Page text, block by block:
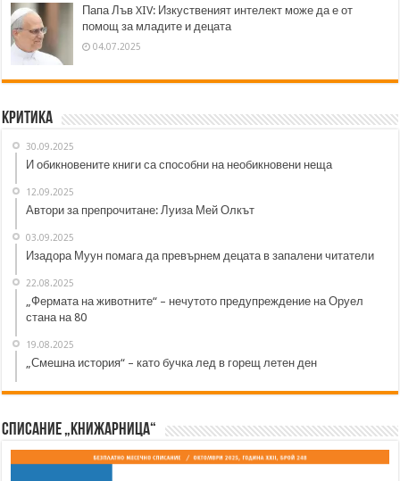
Папа Лъв XIV: Изкуственият интелект може да е от
помощ за младите и децата
04.07.2025
Критика
30.09.2025
И обикновените книги са способни на необикновени неща
12.09.2025
Автори за препрочитане: Луиза Мей Олкът
03.09.2025
Изадора Муун помага да превърнем децата в запалени читатели
22.08.2025
„Фермата на животните“ – нечутото предупреждение на Оруел
стана на 80
19.08.2025
„Смешна история“ – като бучка лед в горещ летен ден
Списание „Книжарница“